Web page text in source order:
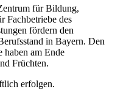
für Bildung,
Fachbetriebe des
fördern den
in Bayern. Den
haben am Ende
Früchten.
erfolgen.